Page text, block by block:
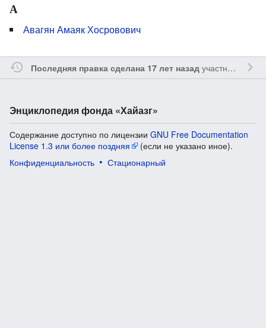
А
Авагян Амаяк Хосровович
Последняя правка сделана 17 лет назадучастником
Энциклопедия фонда «Хайазг»
Содержание доступно по лицензии GNU Free Documentation
License 1.3 или более поздняя
(если не указано иное).
Конфиденциальность
Стационарный